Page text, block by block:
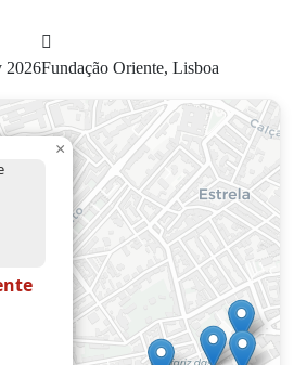
2026Fundação Oriente, Lisboa
×